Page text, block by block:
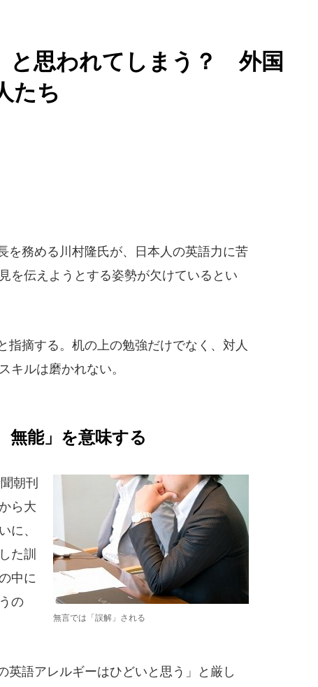
と思われてしまう？ 外国
たち
務める川村隆氏が、日本人の英語力に苦
を伝えようとする姿勢が欠けているとい
摘する。机の上の勉強だけでなく、対人
キルは磨かれない。
無能」を意味する
無言では「誤解」される
朝刊
ら大
に、
た訓
中に
の
語アレルギーはひどいと思う」と厳し